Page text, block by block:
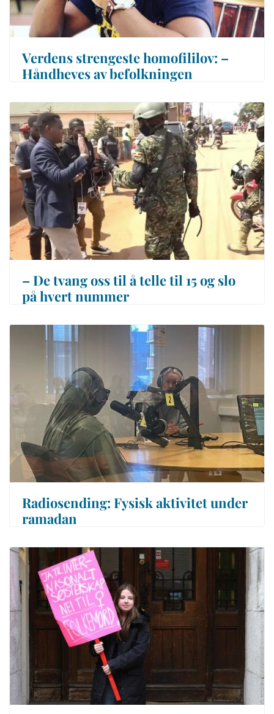
Verdens strengeste homofililov: –
Håndheves av befolkningen
– De tvang oss til å telle til 15 og slo
på hvert nummer
Radiosending: Fysisk aktivitet under
ramadan